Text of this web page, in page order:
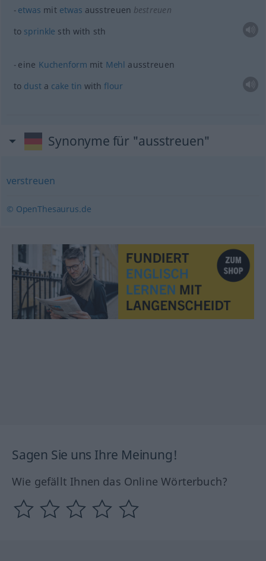
etwas mit etwas ausstreuen bestreuen
to sprinkle sth with sth
eine Kuchenform mit Mehl ausstreuen
to dusta cake tin withflour
Synonyme für "ausstreuen"
verstreuen
© OpenThesaurus.de
Sagen Sie uns Ihre Meinung!
Wie gefällt Ihnen das Online Wörterbuch?